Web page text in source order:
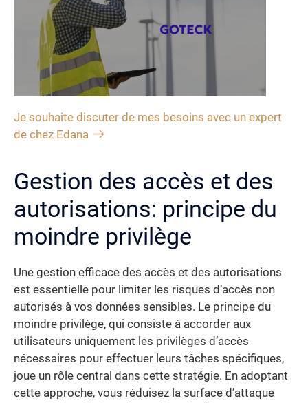
Je souhaite discuter de mes besoins avec un expert
de chez Edana
Gestion des accès et des
autorisations: principe du
moindre privilège
Une gestion efficace des accès et des autorisations
est essentielle pour limiter les risques d’accès non
autorisés à vos données sensibles. Le principe du
moindre privilège, qui consiste à accorder aux
utilisateurs uniquement les privilèges d’accès
nécessaires pour effectuer leurs tâches spécifiques,
joue un rôle central dans cette stratégie. En adoptant
cette approche, vous réduisez la surface d’attaque